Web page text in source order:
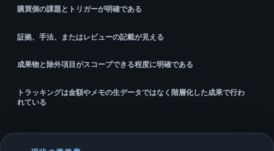
購買側の課題とトリガーが明確である
証拠、手法、またはレビューの記載が見える
成果物と除外項目がスコープできる程度に明確である
トラッキングは金額やメモの生データではなく階層化した成果で行わ
れている